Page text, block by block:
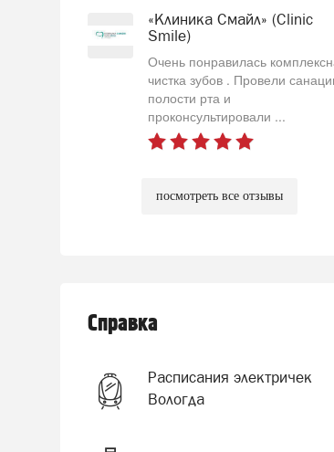
«Клиника Смайл» (Clinic
Smile)
Очень понравилась
чистка зубов . Провели
полости рта и
проконсультировали ...
посмотреть все отзывы
Справка
Расписания электричек
Вологда